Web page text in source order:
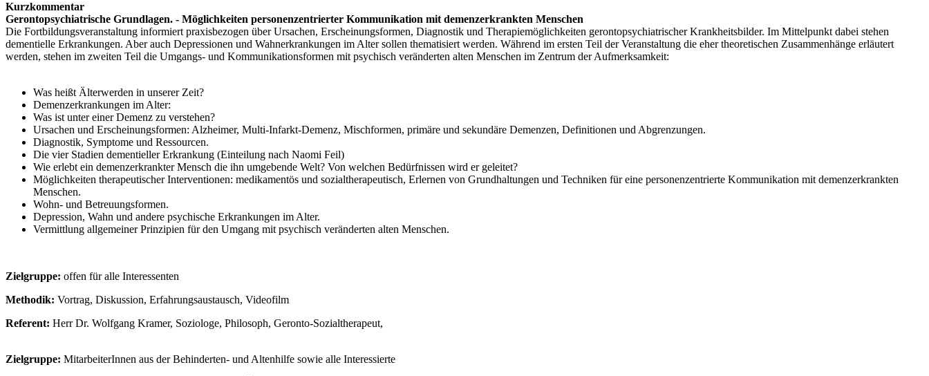
Kurzkommentar
Gerontopsychiatrische Grundlagen. - Möglichkeiten personenzentrierter Kommunikation mit demenzerkrankten Menschen
Die Fortbildungsveranstaltung informiert praxisbezogen über Ursachen, Erscheinungsformen, Diagnostik und Therapiemöglichkeiten gerontopsychiatrischer Krankheitsbilder. Im Mittelpunkt dabei stehen
dementielle Erkrankungen. Aber auch Depressionen und Wahnerkrankungen im Alter sollen thematisiert werden. Während im ersten Teil der Veranstaltung die eher theoretischen Zusammenhänge erläutert
werden, stehen im zweiten Teil die Umgangs- und Kommunikationsformen mit psychisch veränderten alten Menschen im Zentrum der Aufmerksamkeit:
Was heißt Älterwerden in unserer Zeit?
Demenzerkrankungen im Alter:
Was ist unter einer Demenz zu verstehen?
Ursachen und Erscheinungsformen: Alzheimer, Multi-Infarkt-Demenz, Mischformen, primäre und sekundäre Demenzen, Definitionen und Abgrenzungen.
Diagnostik, Symptome und Ressourcen.
Die vier Stadien dementieller Erkrankung (Einteilung nach Naomi Feil)
Wie erlebt ein demenzerkrankter Mensch die ihn umgebende Welt? Von welchen Bedürfnissen wird er geleitet?
Möglichkeiten therapeutischer Interventionen: medikamentös und sozialtherapeutisch, Erlernen von Grundhaltungen und Techniken für eine personenzentrierte Kommunikation mit demenzerkrankten
Menschen.
Wohn- und Betreuungsformen.
Depression, Wahn und andere psychische Erkrankungen im Alter.
Vermittlung allgemeiner Prinzipien für den Umgang mit psychisch veränderten alten Menschen.
Zielgruppe: offen für alle Interessenten
Methodik: Vortrag, Diskussion, Erfahrungsaustausch, Videofilm
Referent: Herr Dr. Wolfgang Kramer, Soziologe, Philosoph, Geronto-Sozialtherapeut,
Zielgruppe: MitarbeiterInnen aus der Behinderten- und Altenhilfe sowie alle Interessierte